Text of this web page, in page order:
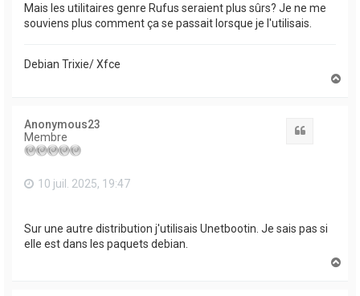
Mais les utilitaires genre Rufus seraient plus sûrs? Je ne me
souviens plus comment ça se passait lorsque je l'utilisais.
Debian Trixie/ Xfce
Anonymous23
Membre
10 juil. 2025, 19:47
Sur une autre distribution j'utilisais Unetbootin. Je sais pas si
elle est dans les paquets debian.